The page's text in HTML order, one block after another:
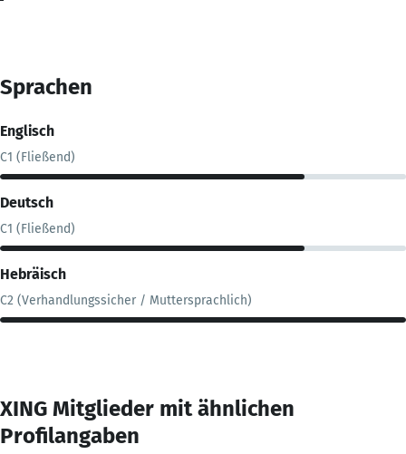
Sprachen
Englisch
C1 (Fließend)
Deutsch
C1 (Fließend)
Hebräisch
C2 (Verhandlungssicher / Muttersprachlich)
XING Mitglieder mit ähnlichen
Profilangaben